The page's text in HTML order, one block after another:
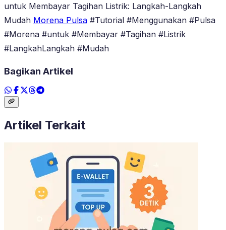
untuk Membayar Tagihan Listrik: Langkah-Langkah
Mudah Morena Pulsa #Tutorial #Menggunakan #Pulsa
#Morena #untuk #Membayar #Tagihan #Listrik
#LangkahLangkah #Mudah
Bagikan Artikel
Artikel Terkait